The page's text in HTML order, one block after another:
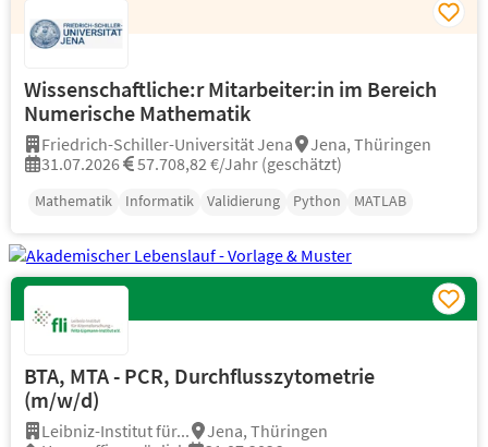
Wissenschaftliche:r Mitarbeiter:in im Bereich
Numerische Mathematik
Friedrich-Schiller-Universität Jena
Jena, Thüringen
31.07.2026
57.708,82 €/Jahr (geschätzt)
Mathematik Informatik Validierung Python MATLAB
BTA, MTA - PCR, Durchflusszytometrie
(m/w/d)
Leibniz-Institut für...
Jena, Thüringen